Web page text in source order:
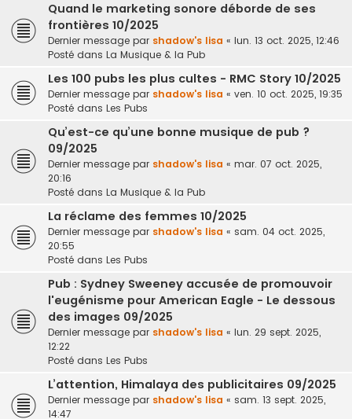
Quand le marketing sonore déborde de ses
frontières 10/2025
Dernier message par shadow's lisa « lun. 13 oct. 2025, 12:46
Posté dans La Musique & la Pub
Les 100 pubs les plus cultes - RMC Story 10/2025
Dernier message par shadow's lisa « ven. 10 oct. 2025, 19:35
Posté dans Les Pubs
Qu’est-ce qu’une bonne musique de pub ?
09/2025
Dernier message par shadow's lisa « mar. 07 oct. 2025,
20:16
Posté dans La Musique & la Pub
La réclame des femmes 10/2025
Dernier message par shadow's lisa « sam. 04 oct. 2025,
20:55
Posté dans Les Pubs
Pub : Sydney Sweeney accusée de promouvoir
l'eugénisme pour American Eagle - Le dessous
des images 09/2025
Dernier message par shadow's lisa « lun. 29 sept. 2025,
12:22
Posté dans Les Pubs
L’attention, Himalaya des publicitaires 09/2025
Dernier message par shadow's lisa « sam. 13 sept. 2025,
14:47